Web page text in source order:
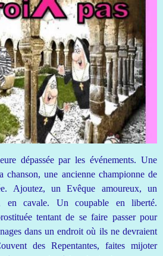
dépassée par les événements. Une
chanson, une ancienne championne de
Ajoutez, un Evêque amoureux, un
en cavale. Un coupable en liberté.
tentant de se faire passer pour
dans un endroit où ils ne devraient
des Repentantes, faites mijoter